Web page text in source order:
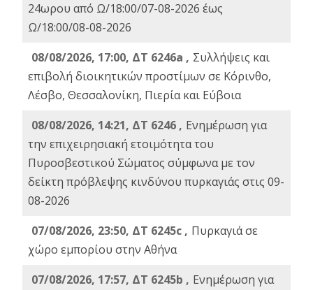
24ωρου από Ω/18:00/07-08-2026 έως
Ω/18:00/08-08-2026
08/08/2026, 17:00, ΔΤ 6246a , Συλλήψεις και
επιβολή διοικητικών προστίμων σε Κόρινθο,
Λέσβο, Θεσσαλονίκη, Πιερία και Εύβοια
08/08/2026, 14:21, ΔΤ 6246 , Ενημέρωση για
την επιχειρησιακή ετοιμότητα του
Πυροσβεστικού Σώματος σύμφωνα με τον
δείκτη πρόβλεψης κινδύνου πυρκαγιάς στις 09-
08-2026
07/08/2026, 23:50, ΔΤ 6245c , Πυρκαγιά σε
χώρο εμπορίου στην Αθήνα
07/08/2026, 17:57, ΔΤ 6245b , Ενημέρωση για